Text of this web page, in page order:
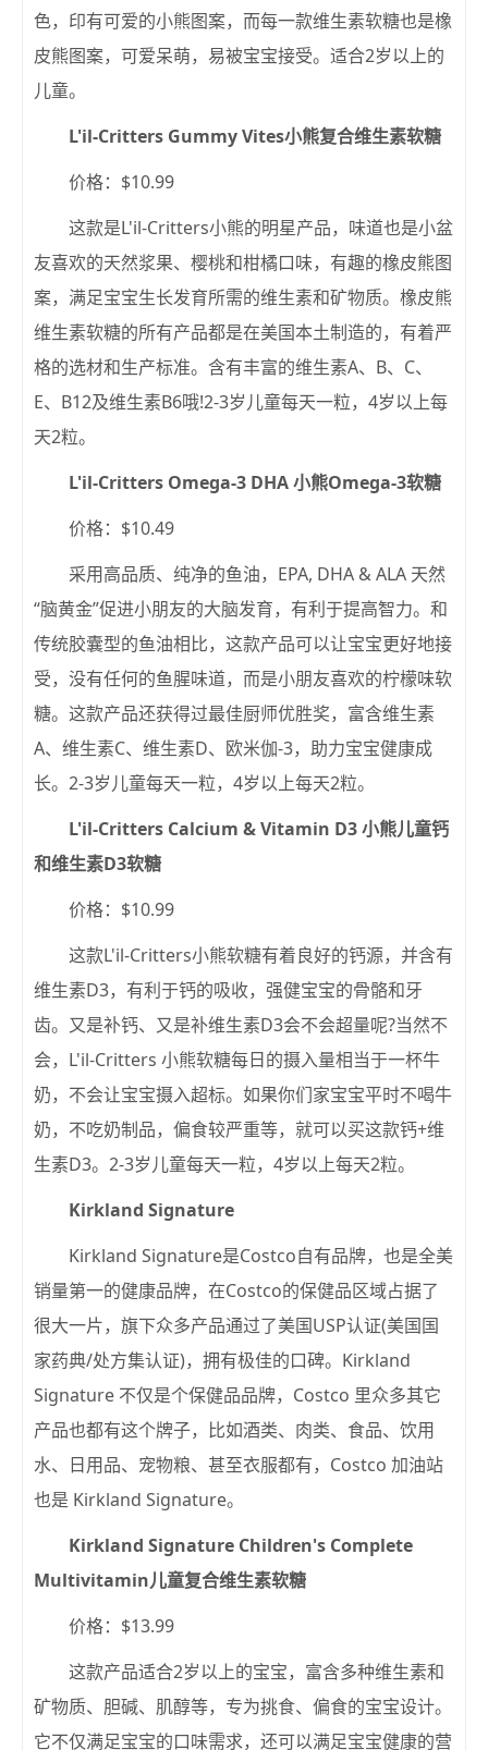
色，印有可爱的小熊图案，而每一款维生素软糖也是橡
皮熊图案，可爱呆萌，易被宝宝接受。适合2岁以上的
儿童。
L'il-Critters Gummy Vites小熊复合维生素软糖
价格：$10.99
这款是L'il-Critters小熊的明星产品，味道也是小盆
友喜欢的天然浆果、樱桃和柑橘口味，有趣的橡皮熊图
案，满足宝宝生长发育所需的维生素和矿物质。橡皮熊
维生素软糖的所有产品都是在美国本土制造的，有着严
格的选材和生产标准。含有丰富的维生素A、B、C、
E、B12及维生素B6哦!2-3岁儿童每天一粒，4岁以上每
天2粒。
L'il-Critters Omega-3 DHA 小熊Omega-3软糖
价格：$10.49
采用高品质、纯净的鱼油，EPA, DHA & ALA 天然
“脑黄金”促进小朋友的大脑发育，有利于提高智力。和
传统胶囊型的鱼油相比，这款产品可以让宝宝更好地接
受，没有任何的鱼腥味道，而是小朋友喜欢的柠檬味软
糖。这款产品还获得过最佳厨师优胜奖，富含维生素
A、维生素C、维生素D、欧米伽-3，助力宝宝健康成
长。2-3岁儿童每天一粒，4岁以上每天2粒。
L'il-Critters Calcium & Vitamin D3 小熊儿童钙
和维生素D3软糖
价格：$10.99
这款L'il-Critters小熊软糖有着良好的钙源，并含有
维生素D3，有利于钙的吸收，强健宝宝的骨骼和牙
齿。又是补钙、又是补维生素D3会不会超量呢?当然不
会，L'il-Critters 小熊软糖每日的摄入量相当于一杯牛
奶，不会让宝宝摄入超标。如果你们家宝宝平时不喝牛
奶，不吃奶制品，偏食较严重等，就可以买这款钙+维
生素D3。2-3岁儿童每天一粒，4岁以上每天2粒。
Kirkland Signature
Kirkland Signature是Costco自有品牌，也是全美
销量第一的健康品牌，在Costco的保健品区域占据了
很大一片，旗下众多产品通过了美国USP认证(美国国
家药典/处方集认证)，拥有极佳的口碑。Kirkland
Signature 不仅是个保健品品牌，Costco 里众多其它
产品也都有这个牌子，比如酒类、肉类、食品、饮用
水、日用品、宠物粮、甚至衣服都有，Costco 加油站
也是 Kirkland Signature。
Kirkland Signature Children's Complete
Multivitamin儿童复合维生素软糖
价格：$13.99
这款产品适合2岁以上的宝宝，富含多种维生素和
矿物质、胆碱、肌醇等，专为挑食、偏食的宝宝设计。
它不仅满足宝宝的口味需求，还可以满足宝宝健康的营